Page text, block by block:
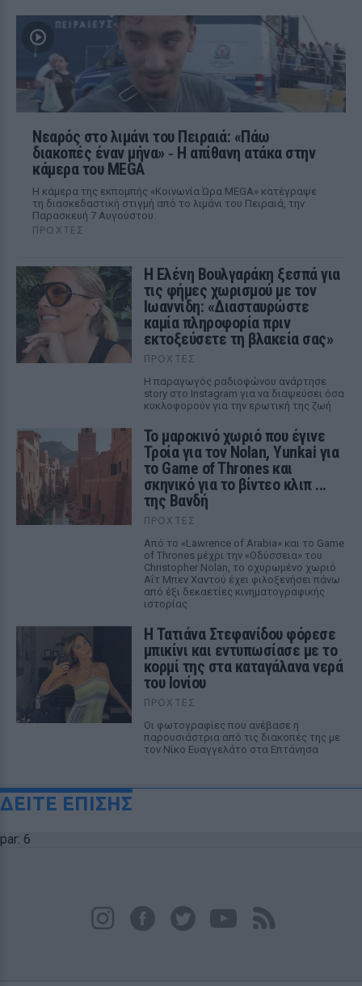
Νεαρός στο λιμάνι του Πειραιά: «Πάω
διακοπές έναν μήνα» ‑ Η απίθανη ατάκα στην
κάμερα του MEGA
Η κάμερα της εκπομπής «Κοινωνία Ώρα MEGA» κατέγραψε
τη διασκεδαστική στιγμή από το λιμάνι του Πειραιά, την
Παρασκευή 7 Αυγούστου.
ΠΡΟΧΤΈΣ
Η Ελένη Βουλγαράκη ξεσπά για
τις φήμες χωρισμού με τον
Ιωαννίδη: «Διασταυρώστε
καμία πληροφορία πριν
εκτοξεύσετε τη βλακεία σας»
ΠΡΟΧΤΈΣ
Η παραγωγός ραδιοφώνου ανάρτησε
story στο Instagram για να διαψεύσει όσα
κυκλοφορούν για την ερωτική της ζωή
Το μαροκινό χωριό που έγινε
Τροία για τον Nolan, Yunkai για
το Game of Thrones και
σκηνικό για το βίντεο κλιπ ...
της Βανδή
ΠΡΟΧΤΈΣ
Από το «Lawrence of Arabia» και το Game
of Thrones μέχρι την «Οδύσσεια» του
Christopher Nolan, το οχυρωμένο χωριό
Αΐτ Μπεν Χαντού έχει φιλοξενήσει πάνω
από έξι δεκαετίες κινηματογραφικής
ιστορίας
Η Τατιάνα Στεφανίδου φόρεσε
μπικίνι και εντυπωσίασε με το
κορμί της στα καταγάλανα νερά
του Ιονίου
ΠΡΟΧΤΈΣ
Οι φωτογραφίες που ανέβασε η
παρουσιάστρια από τις διακοπές της με
τον Νίκο Ευαγγελάτο στα Επτάνησα
ΔΕΙΤΕ ΕΠΙΣΗΣ
par: 6